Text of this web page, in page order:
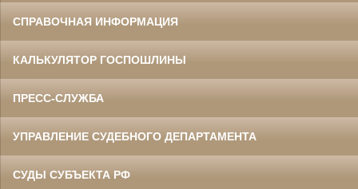
СПРАВОЧНАЯ ИНФОРМАЦИЯ
КАЛЬКУЛЯТОР ГОСПОШЛИНЫ
ПРЕСС-СЛУЖБА
УПРАВЛЕНИЕ СУДЕБНОГО ДЕПАРТАМЕНТА
СУДЫ СУБЪЕКТА РФ